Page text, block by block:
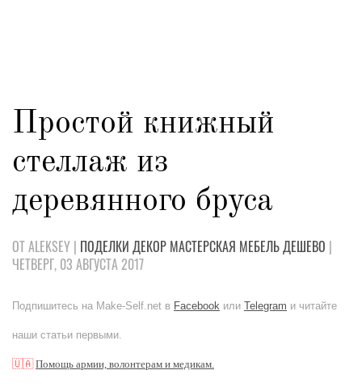
Простой книжный
стеллаж из
деревянного бруса
ОТ ALEKSEY | ПОДЕЛКИ ДЕКОР МАСТЕРСКАЯ МЕБЕЛЬДЕШЕВО |
ЧЕТВЕРГ, 03 АВГУСТА 2017
Подпишитесь на Make-Self.net в Facebook или Telegram и читайте
наши статьи первыми.
🇺🇦Помощь армии, волонтерам и медикам.